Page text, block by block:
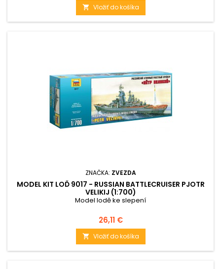
 Vložiť do košíka
ZNAČKA: ZVEZDA
MODEL KIT LOĎ 9017 - RUSSIAN BATTLECRUISER PJOTR
VELIKIJ (1:700)
Model lodě ke slepení
Cena
26,11 €
 Vložiť do košíka